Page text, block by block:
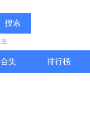
搜索
集 排行榜